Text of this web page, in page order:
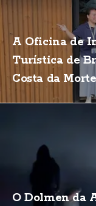
A Oficina de
Turística de
Costa da
O Dolmen da